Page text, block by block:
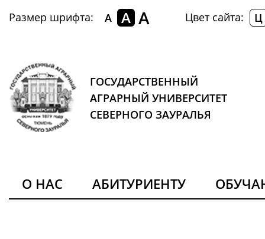
Размер шрифта: A A A Цвет сайта: Ц
ГОСУДАРСТВЕННЫЙ
АГРАРНЫЙ УНИВЕРСИТЕТ
СЕВЕРНОГО ЗАУРАЛЬЯ
О НАС АБИТУРИЕНТУ